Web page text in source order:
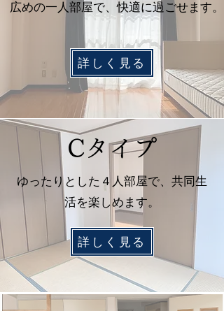
広めの一人部屋で、快適に過ごせます。
詳しく見る
Cタイプ
ゆったりとした４人部屋で、共同生
活を楽しめます。
詳しく見る